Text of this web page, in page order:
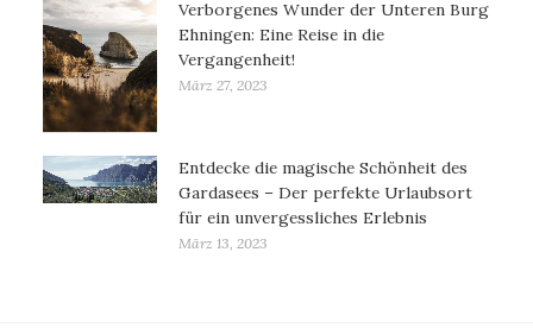
Verborgenes Wunder der Unteren Burg
Ehningen: Eine Reise in die
Vergangenheit!
März 27, 2023
Entdecke die magische Schönheit des
Gardasees – Der perfekte Urlaubsort
für ein unvergessliches Erlebnis
März 13, 2023